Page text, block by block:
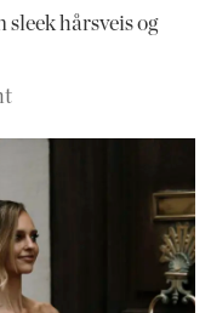
hårsveis og